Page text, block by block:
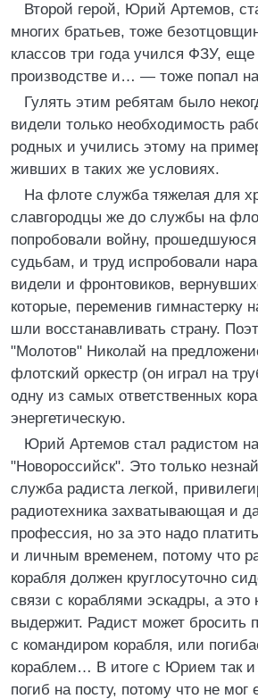
Второй герой, Юрий Артемов,
многих братьев, тоже
классов три года учился ФЗУ, еще
производстве и… — тоже попал
Гулять этим ребятам было
видели только необходимость
родных и учились этому на
живших в таких же условиях.
На флоте служба тяжелая для
славгородцы же до службы на
попробовали войну,
судьбам, и труд испробовали
видели и фронтовиков,
которые, переменив гимнастерку
шли восстанавливать страну.
"Молотов" Николай на
флотский оркестр (он играл на
одну из самых ответственных
энергетическую.
Юрий Артемов стал радистом
"Новороссийск". Это только
служба радиста легкой,
радиотехника захватывающая и
профессия, но за это надо
и личным временем, потому что
корабля должен круглосуточно
связи с кораблями эскадры, а это
выдержит. Радист может бросить
с командиром корабля, или
кораблем… В итоге с Юрием так
погиб на посту, потому что не мог